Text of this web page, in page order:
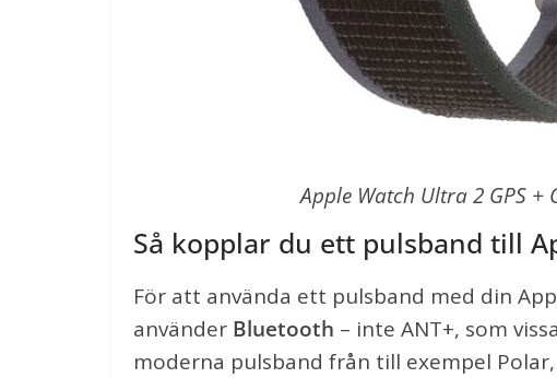
Apple Watch Ultra 2 GPS +
Så kopplar du ett pulsband till
För att använda ett pulsband med din
använder Bluetooth – inte ANT+, som
moderna pulsband från till exempel